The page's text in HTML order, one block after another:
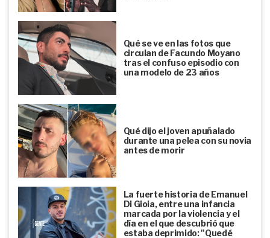
Qué se ve en las fotos que
circulan de Facundo Moyano
tras el confuso episodio con
una modelo de 23 años
Qué dijo el joven apuñalado
durante una pelea con su novia
antes de morir
La fuerte historia de Emanuel
Di Gioia, entre una infancia
marcada por la violencia y el
día en el que descubrió que
estaba deprimido: "Quedé